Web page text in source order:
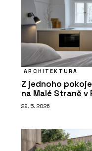
ARCHITEKTURA
Z jednoho
na Malé Straně v
29. 5. 2026